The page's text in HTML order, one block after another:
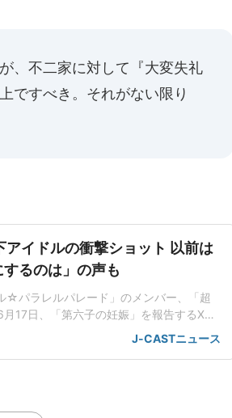
、不二家に対して『大変失礼
ですべき。それがない限り
アイドルの衝撃ショット 以前は
するのは」の声も
☆パラレルパレード」のメンバー、「超
17日、「第六子の妊娠」を報告するXを
に入り体調も落ち着いたのでご報告させ
J-CASTニュース